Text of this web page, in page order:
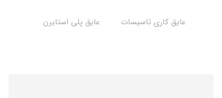
عایق کاری تاسیسات عایق پلی استایرن